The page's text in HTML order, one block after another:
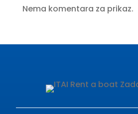
Nema komentara za prikaz.